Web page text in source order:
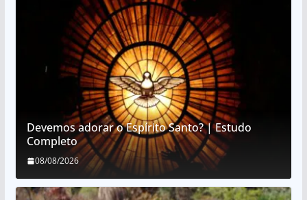
Devemos adorar o Espírito Santo? | Estudo
Completo
08/08/2026